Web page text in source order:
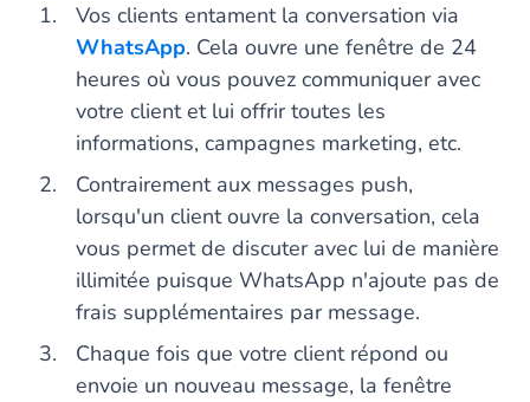
Vos clients entament la conversation via
WhatsApp. Cela ouvre une fenêtre de 24
heures où vous pouvez communiquer avec
votre client et lui offrir toutes les
informations, campagnes marketing, etc.
Contrairement aux messages push,
lorsqu'un client ouvre la conversation, cela
vous permet de discuter avec lui de manière
illimitée puisque WhatsApp n'ajoute pas de
frais supplémentaires par message.
Chaque fois que votre client répond ou
envoie un nouveau message, la fenêtre